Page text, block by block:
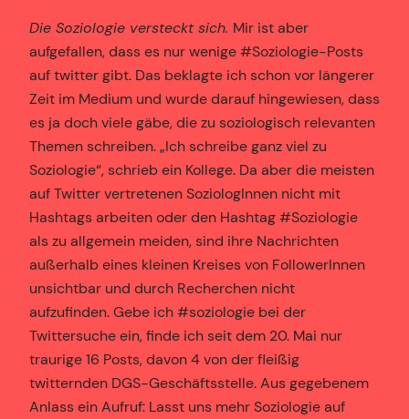
Die Soziologie versteckt sich. Mir ist aber
aufgefallen, dass es nur wenige #Soziologie-Posts
auf twitter gibt. Das beklagte ich schon vor längerer
Zeit im Medium und wurde darauf hingewiesen, dass
es ja doch viele gäbe, die zu soziologisch relevanten
Themen schreiben. „Ich schreibe ganz viel zu
Soziologie“, schrieb ein Kollege. Da aber die meisten
auf Twitter vertretenen SoziologInnen nicht mit
Hashtags arbeiten oder den Hashtag #Soziologie
als zu allgemein meiden, sind ihre Nachrichten
außerhalb eines kleinen Kreises von FollowerInnen
unsichtbar und durch Recherchen nicht
aufzufinden. Gebe ich #soziologie bei der
Twittersuche ein, finde ich seit dem 20. Mai nur
traurige 16 Posts, davon 4 von der fleißig
twitternden DGS-Geschäftsstelle. Aus gegebenem
Anlass ein Aufruf: Lasst uns mehr Soziologie auf